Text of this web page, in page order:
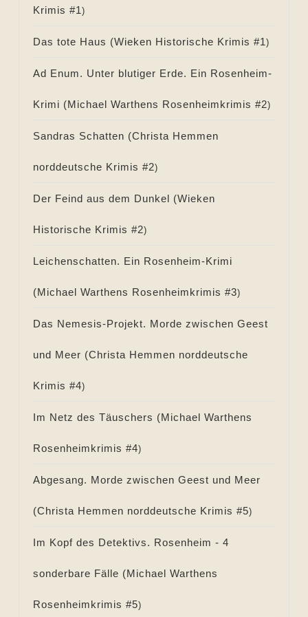
Krimis #1)
Das tote Haus (Wieken Historische Krimis #1)
Ad Enum. Unter blutiger Erde. Ein Rosenheim-
Krimi (Michael Warthens Rosenheimkrimis #2)
Sandras Schatten (Christa Hemmen
norddeutsche Krimis #2)
Der Feind aus dem Dunkel (Wieken
Historische Krimis #2)
Leichenschatten. Ein Rosenheim-Krimi
(Michael Warthens Rosenheimkrimis #3)
Das Nemesis-Projekt. Morde zwischen Geest
und Meer (Christa Hemmen norddeutsche
Krimis #4)
Im Netz des Täuschers (Michael Warthens
Rosenheimkrimis #4)
Abgesang. Morde zwischen Geest und Meer
(Christa Hemmen norddeutsche Krimis #5)
Im Kopf des Detektivs. Rosenheim - 4
sonderbare Fälle (Michael Warthens
Rosenheimkrimis #5)